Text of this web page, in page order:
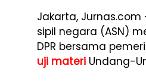
Jakarta, Jurnas.com
sipil negara (ASN)
DPR bersama
uji materi Undang-